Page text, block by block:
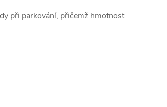
při parkování, přičemž hmotnost